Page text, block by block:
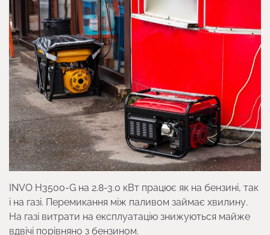
INVO H3500-G на 2.8-3.0 кВт працює як на бензині, так
і на газі. Перемикання між паливом займає хвилину.
На газі витрати на експлуатацію знижуються майже
вдвічі порівняно з бензином.